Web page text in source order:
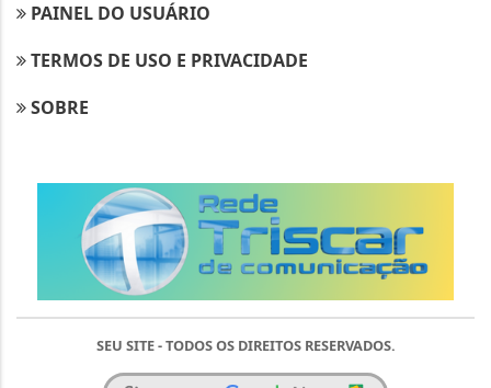
PAINEL DO USUÁRIO
TERMOS DE USO E PRIVACIDADE
SOBRE
SEU SITE - TODOS OS DIREITOS RESERVADOS.